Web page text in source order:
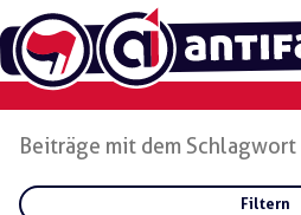
Zum
Inhalt
springen
Beiträge mit dem Schlagwort
Filtern